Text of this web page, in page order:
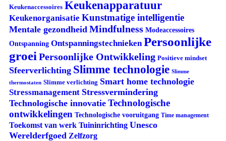
Keukenaccessoires Keukenapparatuur
Keukenorganisatie Kunstmatige intelligentie
Mentale gezondheid Mindfulness Modeaccessoires
Ontspanning Ontspanningstechnieken Persoonlijke
groei Persoonlijke Ontwikkeling Positieve mindset
Sfeerverlichting Slimme technologie Slimme
thermostaten Slimme verlichting Smart home technologie
Stressmanagement Stressvermindering
Technologische innovatie Technologische
ontwikkelingen Technologische vooruitgang Time management
Toekomst van werk Tuininrichting Unesco
Werelderfgoed Zelfzorg